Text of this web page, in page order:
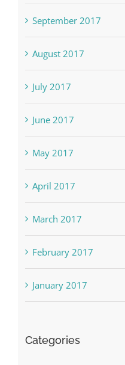
September 2017
August 2017
July 2017
June 2017
May 2017
April 2017
March 2017
February 2017
January 2017
Categories